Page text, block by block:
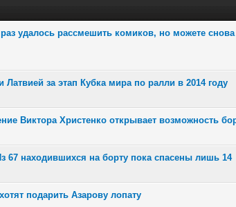
удалось рассмешить комиков, но можете
за этап Кубка мира по ралли в 2014 году
Голосов: 4 - Средняя оценка: 3 из 5
12 34 5
Виктора Христенко открывает возможность
Голосов: 1 - Средняя оценка: 4 из 5
12345
67 находившихся на борту пока спасены лишь 14
Голосов: 3 - Средняя оценка: 1.67 из 5
1 2345
подарить Азарову лопату
Голосов: 1 - Средняя оценка: 1 из 5
123